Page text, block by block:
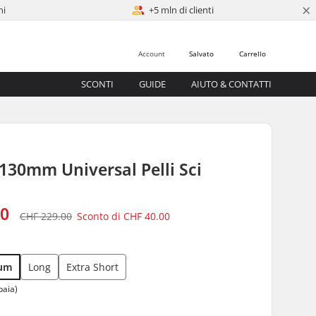
+5 mln di clienti ×
Carrello
Salvato
Account
SCONTI GUIDE AIUTO & CONTATTI
Universal Pelli Sci
CHF 229.00 Sconto diCHF 40.00
Long Extra Short